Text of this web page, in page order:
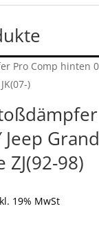
Grand
ZJ(92-98)
19% MwSt